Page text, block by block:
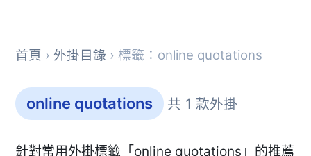
首頁 › 外掛目錄 › 標籤：online quotations
online quotations 共 1 款外掛
針對常用外掛標籤「online quotations」的推薦